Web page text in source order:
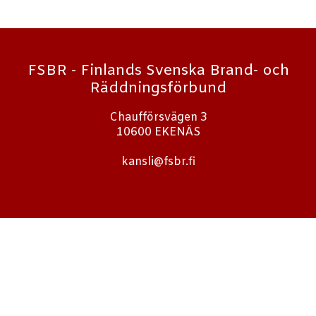
FSBR - Finlands Svenska Brand- och
Räddningsförbund
Chaufförsvägen 3
10600 EKENÄS
kansli@fsbr.fi